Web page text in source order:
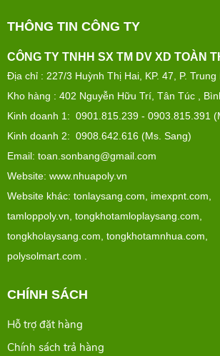
THÔNG TIN CÔNG TY
CÔNG TY TNHH SX TM DV XD TOÀN
Địa chỉ : 227/3 Huỳnh Thị Hai, KP. 47, P. Trung
Kho hàng : 402 Nguyễn Hữu Trí, Tân Túc ,
Kinh doanh 1: 0901.815.239 - 0903.815.391
Kinh doanh 2: 0908.642.616 (Ms. Sang)
Email: toan.sonbang@gmail.com
Website: www.nhuapoly.vn
Website khác: tonlaysang.com imexpnt.com
tamloppoly.vn tongkhotamloplaysang.com
tongkholaysang.com tongkhotamnhua.com
polysolmart.com
CHÍNH SÁCH
Hỗ trợ đặt hàng
Chính sách trả hàng